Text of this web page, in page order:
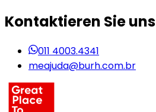
Kontaktieren Sie uns
011 4003.4341
meajuda@burh.com.br